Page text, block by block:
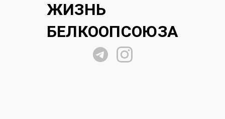
ЖИЗНЬ
БЕЛКООПСОЮЗА